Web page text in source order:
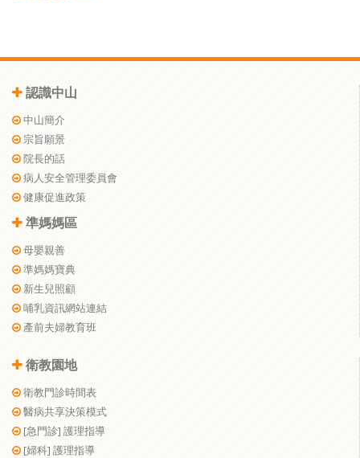
認識中山
中山簡介
宗旨願景
院長的話
病人安全管理委員會
健康促進政策
準媽媽區
母嬰親善
準媽媽寶典
新生兒照顧
哺乳資訊網站連結
產前夫婦教育班
衛教園地
衛教門診時間表
醫病共享決策模式
[急門診] 護理指導
[婦科] 護理指導